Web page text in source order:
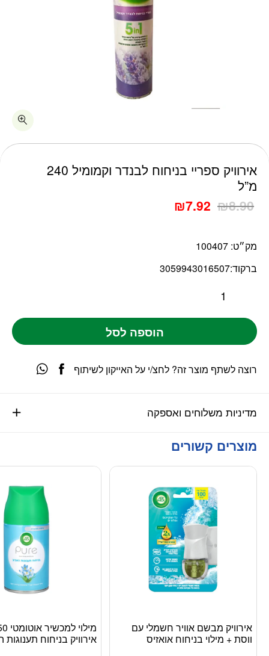
אירוויק ספריי בניחוח לבנדר וקמומיל 240
מ”ל
₪8.90
₪7.92
מק״ט: 100407
ברקוד:3059943016507
כמות אירוויק ספריי בניחוח לבנדר וקמומיל 240 מ"ל
הוספה לסל
מדיניות משלוחים ואספקה
רוצה לשתף מוצר זה? לחצ/י על האייקון לשיתוף
מוצרים קשורים
אירוויק מבשם אוויר חשמלי עם
ווסת + מילוי בניחוח אואזיס
אירוויק בניחוח